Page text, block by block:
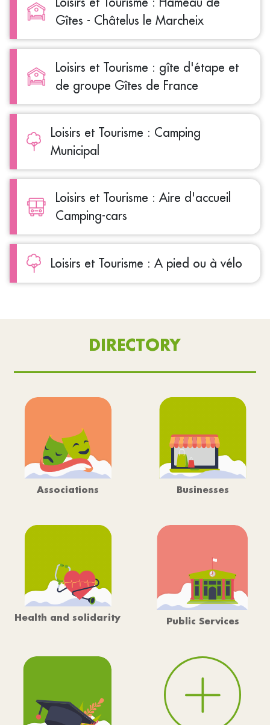
Gîtes - Châtelus le Marcheix
Loisirs et Tourisme : gîte d'étape et
de groupe Gîtes de France
Loisirs et Tourisme : Camping
Municipal
Loisirs et Tourisme : Aire d'accueil
Camping-cars
Loisirs et Tourisme : A pied ou à vélo
DIRECTORY
Associations Businesses
Health and solidarity Public Services